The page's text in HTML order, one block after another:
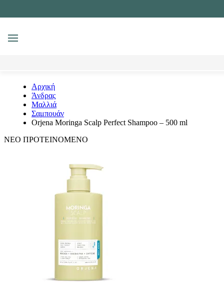
MENU
Αρχική
Άνδρας
Μαλλιά
Σαμπουάν
Orjena Moringa Scalp Perfect Shampoo – 500 ml
ΝΕΟ ΠΡΟΤΕΙΝΟΜΕΝΟ